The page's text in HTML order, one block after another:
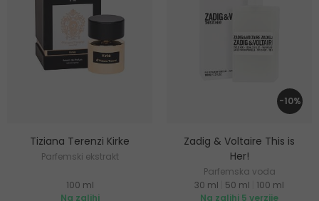
Tiziana Terenzi Kirke
Parfemski ekstrakt
100 ml
Na zalihi
-10%
Zadig & Voltaire This is
Her!
Parfemska voda
30 ml
50 ml
100 ml
Na zalihi 5 verzije